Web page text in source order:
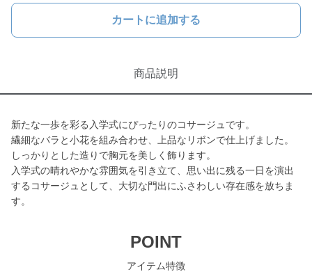
カートに追加する
商品説明
新たな一歩を彩る入学式にぴったりのコサージュです。
繊細なバラと小花を組み合わせ、上品なリボンで仕上げました。
しっかりとした造りで胸元を美しく飾ります。
入学式の晴れやかな雰囲気を引き立て、思い出に残る一日を演出
するコサージュとして、大切な門出にふさわしい存在感を放ちま
す。
POINT
アイテム特徴